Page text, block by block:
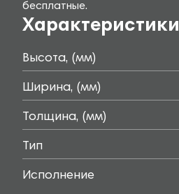
бесплатные.
Характеристики
Высота, (мм)
Ширина, (мм)
Толщина, (мм)
Тип
Исполнение